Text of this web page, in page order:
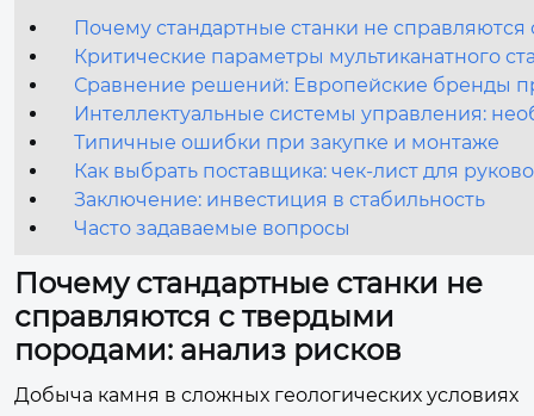
Почему стандартные станки не
Критические параметры мультиканатного
Сравнение решений: Европейские бренды
Интеллектуальные системы управления:
Типичные ошибки при закупке и монтаже
Как выбрать поставщика: чек-лист для
Заключение: инвестиция в стабильность
Часто задаваемые вопросы
Почему стандартные станки не
справляются с твердыми
породами: анализ рисков
Добыча камня в сложных геологических условиях